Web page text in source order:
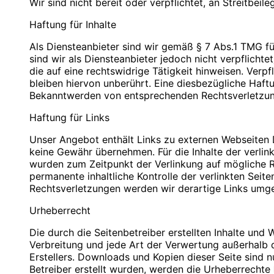
PLZ/Ort: 12529 Schönefeld
E-Mail: info@blauweb.de
Telefon: 03379 591001
Telefax: 03379 591 002
Mobil: 0176 277 50500
Umsatzsteuer-Identifikationsnummer gemäß § 27 a
DE 283623660
Inhaber: Christian Hinzmann
Verantwortlich für den Inhalt nach § 55 Abs. 2
Name: Christian Hinzmann
Strasse: Friedhofsweg 5
PLZ/Ort: 12529 Schönefeld
Mobil: 0176 277 50500
Quellenangaben für die verwendeten Bilder und
Auto-Ankauf Zeitz
PLZ/Ort: 12529 Schönefeld
Mobil: 0176 277 50500
Cookies
Zur besseren Benutzerführung setzen wir Cookies
Bestimmte Seiten sind ohne deren Einsatz nicht
Datenverarbeitung nach Art. 6 Abs. 1 lit. f DSGVO
bieten die Einstellungsmöglichkeit, Cookies nicht
und Cookies nur im Einzelfall erlauben, die
aktivieren. Es ist nicht gewährleistet, dass Sie auf
Einstellungen vornehmen.
zukommen lassen zu können, benötigen wir
Zwecke. Rechtsgrundlage für die Verarbeitung der
werden, ist Art. 6 Abs. 1 lit. f DSGVO.
Wir sind nicht bereit oder verpflichtet, an
Haftung für Inhalte
Als Diensteanbieter sind wir gemäß § 7 Abs.1 TMG
sind wir als Diensteanbieter jedoch nicht
die auf eine rechtswidrige Tätigkeit hinweisen.
bleiben hiervon unberührt. Eine diesbezügliche
Bekanntwerden von entsprechenden
Haftung für Links
Unser Angebot enthält Links zu externen
keine Gewähr übernehmen. Für die Inhalte der
wurden zum Zeitpunkt der Verlinkung auf mögliche
permanente inhaltliche Kontrolle der verlinkten
Rechtsverletzungen werden wir derartige Links
Urheberrecht
Die durch die Seitenbetreiber erstellten Inhalte und
Verbreitung und jede Art der Verwertung
Erstellers. Downloads und Kopien dieser Seite
Betreiber erstellt wurden, werden die